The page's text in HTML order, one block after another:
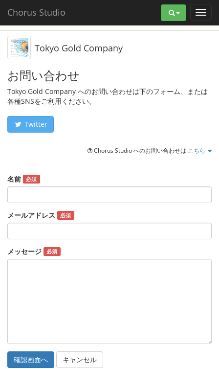
Chorus Studio
Tokyo Gold Company
お問い合わせ
Tokyo Gold Company へのお問い合わせは下のフォーム、または
各種SNSをご利用ください。
Twitter
Chorus Studio へのお問い合わせは こちら
名前 必須
メールアドレス 必須
メッセージ 必須
キャンセル